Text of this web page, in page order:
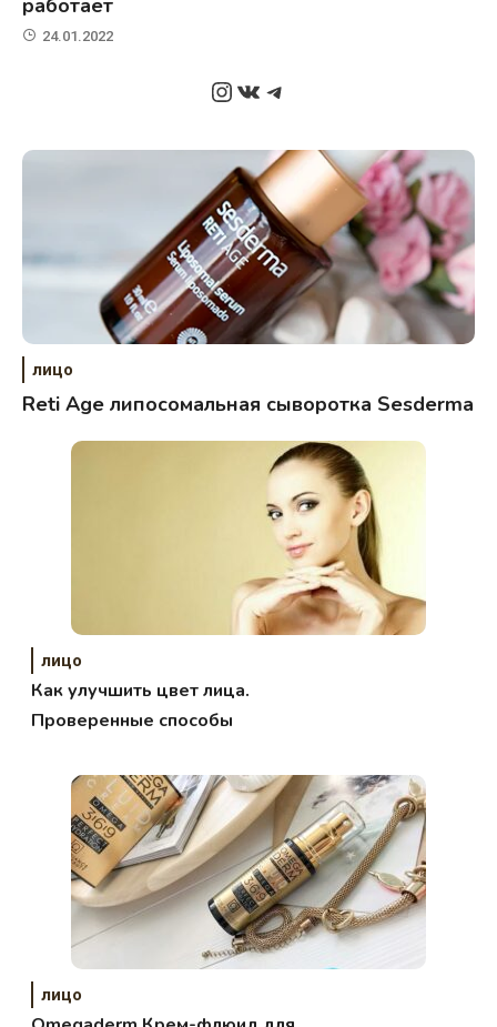
работает
24.01.2022
Instagram
ВКонтакте
Telegram
лицо
Reti Age липосомальная сыворотка Sesderma
лицо
Как улучшить цвет лица.
Проверенные способы
лицо